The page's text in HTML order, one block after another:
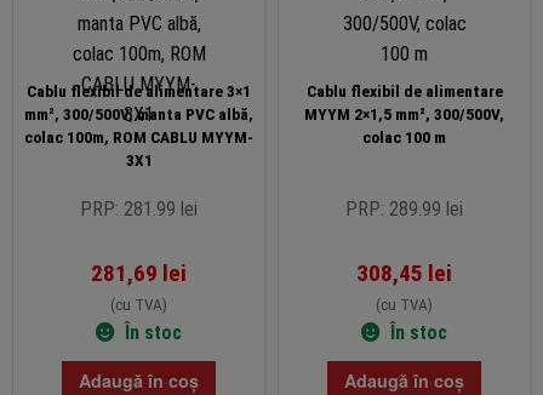
Cablu flexibil de alimentare 3×1
mm², 300/500V, manta PVC albă,
colac 100m, ROM CABLU MYYM-
3X1
PRP: 281.99 lei
281,69 lei
(cu TVA)
În stoc
Adaugă în coș
Cablu flexibil de alimentare
MYYM 2×1,5 mm², 300/500V,
colac 100 m
PRP: 289.99 lei
308,45 lei
(cu TVA)
În stoc
Adaugă în coș